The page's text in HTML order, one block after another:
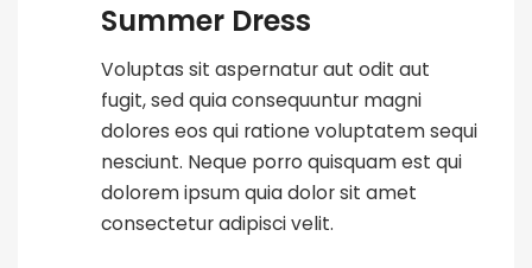
Summer Dress
Voluptas sit aspernatur aut odit aut
fugit, sed quia consequuntur magni
dolores eos qui ratione voluptatem sequi
nesciunt. Neque porro quisquam est qui
dolorem ipsum quia dolor sit amet
consectetur adipisci velit.